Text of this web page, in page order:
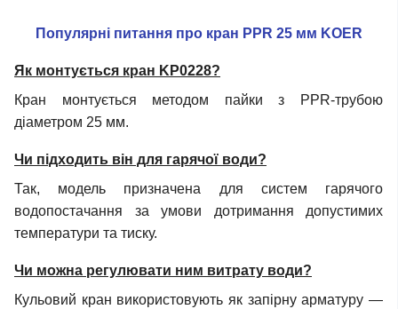
Популярні питання про кран PPR 25 мм KOER
Як монтується кран KP0228?
Кран монтується методом пайки з PPR-трубою
діаметром 25 мм.
Чи підходить він для гарячої води?
Так, модель призначена для систем гарячого
водопостачання за умови дотримання допустимих
температури та тиску.
Чи можна регулювати ним витрату води?
Кульовий кран використовують як запірну арматуру —